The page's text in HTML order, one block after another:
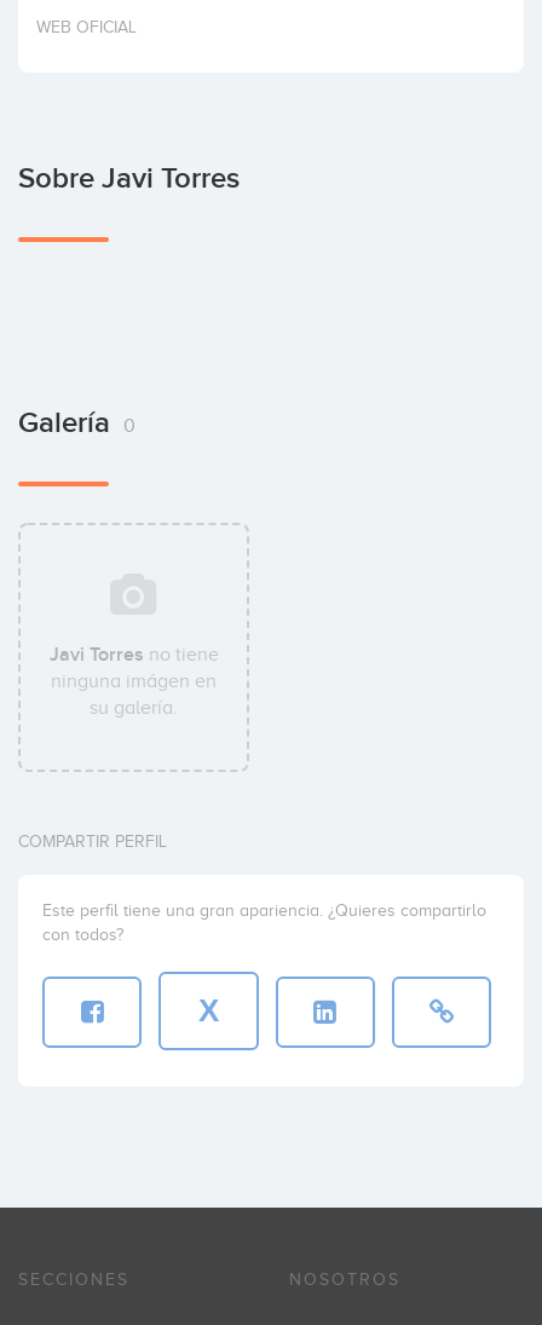
Invertir
WEB OFICIAL
Sobre Javi Torres
Galería 0
Javi Torres no tiene
ninguna imágen en
su galería.
COMPARTIR PERFIL
Este perfil tiene una gran apariencia. ¿Quieres compartirlo
con todos?
X
SECCIONES NOSOTROS